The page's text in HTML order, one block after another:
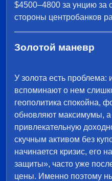
$4500–4800 за унцию за
стороны центробанков
Золотой маневр
У золота есть проблема:
вспоминают о нем
геополитика спокойна,
обновляют максимумы, а
привлекательную
скучным активом без
начинается кризис, его
защиты», часто уже
цены. Именно поэтому